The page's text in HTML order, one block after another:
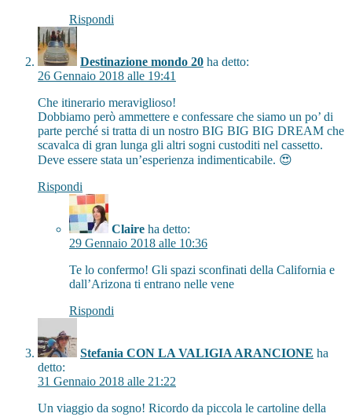
Rispondi
Destinazione mondo 20 ha detto:
26 Gennaio 2018 alle 19:41
Che itinerario meraviglioso!
Dobbiamo però ammettere e confessare che siamo un po’ di
parte perché si tratta di un nostro BIG BIG BIG DREAM che
scavalca di gran lunga gli altri sogni custoditi nel cassetto.
Deve essere stata un’esperienza indimenticabile. 😍
Rispondi
Claire ha detto:
29 Gennaio 2018 alle 10:36
Te lo confermo! Gli spazi sconfinati della California e
dall’Arizona ti entrano nelle vene
Rispondi
Stefania CON LA VALIGIA ARANCIONE ha
detto:
31 Gennaio 2018 alle 21:22
Un viaggio da sogno! Ricordo da piccola le cartoline della